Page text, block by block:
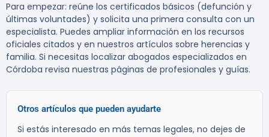
Para empezar: reúne los certificados básicos (defunción y
últimas voluntades) y solicita una primera consulta con un
especialista. Puedes ampliar información en los recursos
oficiales citados y en nuestros artículos sobre herencias y
familia. Si necesitas localizar abogados especializados en
Córdoba revisa nuestras páginas de profesionales y guías.
Otros artículos que pueden ayudarte
Si estás interesado en más temas legales, no dejes de